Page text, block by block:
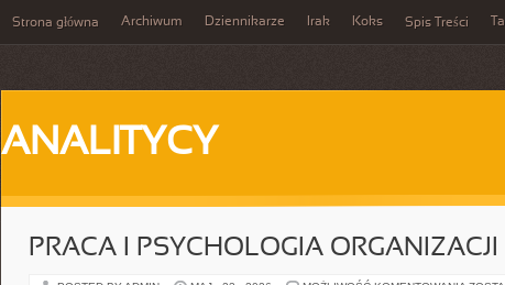
Strona główna Archiwum Dziennikarze Irak Koks Spis Treści
ANALITYCY
PRACA I PSYCHOLOGIA ORGANIZACJI